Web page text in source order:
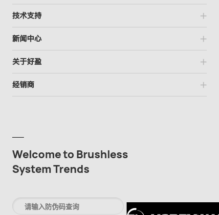
技术支持
新闻中心
关于好盈
经销商
Welcome to Brushless
System Trends